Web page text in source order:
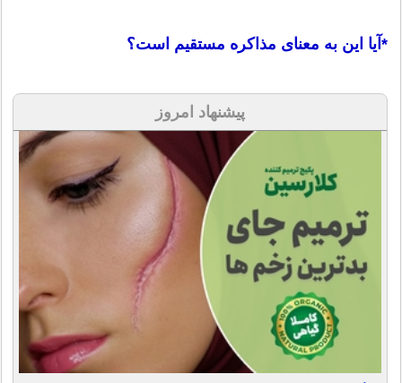
*آیا این به معنای مذاکره مستقیم است؟
پیشنهاد امروز